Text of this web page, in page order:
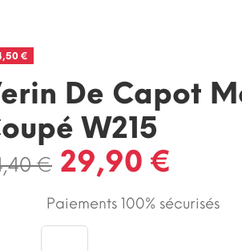
€
De Capot
W215
€ 29,90 €
Paiements 100% sécurisés